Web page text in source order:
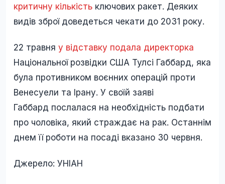
критичну кількість ключових ракет. Деяких
видів зброї доведеться чекати до 2031 року.
22 травня у відставку подала директорка
Національної розвідки США Тулсі Габбард, яка
була противником воєнних операцій проти
Венесуели та Ірану. У своїй заяві
Габбард послалася на необхідність подбати
про чоловіка, який страждає на рак. Останнім
днем її роботи на посаді вказано 30 червня.
Джерело: УНІАН